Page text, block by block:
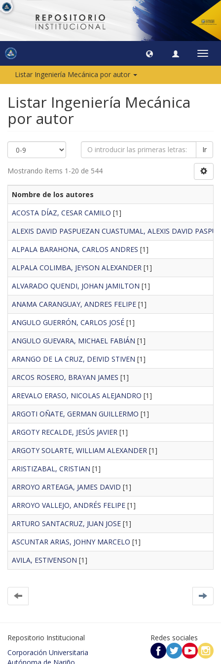
Listar Ingeniería Mecánica por autor
Listar Ingeniería Mecánica
por autor
Ir
Mostrando ítems 1-20 de 544
Nombre de los autores
ACOSTA DÍAZ, CESAR CAMILO [1]
ALEXIS DAVID PASPUEZAN CUASTUMAL, ALEXIS DAVID
ALPALA BARAHONA, CARLOS ANDRES [1]
ALPALA COLIMBA, JEYSON ALEXANDER [1]
ALVARADO QUENDI, JOHAN JAMILTON [1]
ANAMA CARANGUAY, ANDRES FELIPE [1]
ANGULO GUERRÓN, CARLOS JOSÉ [1]
ANGULO GUEVARA, MICHAEL FABIÁN [1]
ARANGO DE LA CRUZ, DEIVID STIVEN [1]
ARCOS ROSERO, BRAYAN JAMES [1]
AREVALO ERASO, NICOLAS ALEJANDRO [1]
ARGOTI OÑATE, GERMAN GUILLERMO [1]
ARGOTY RECALDE, JESÚS JAVIER [1]
ARGOTY SOLARTE, WILLIAM ALEXANDER [1]
ARISTIZABAL, CRISTIAN [1]
ARROYO ARTEAGA, JAMES DAVID [1]
ARROYO VALLEJO, ANDRÉS FELIPE [1]
ARTURO SANTACRUZ, JUAN JOSE [1]
ASCUNTAR ARIAS, JOHNY MARCELO [1]
AVILA, ESTIVENSON [1]
Repositorio Institucional
Corporación Universitaria
Redes sociales